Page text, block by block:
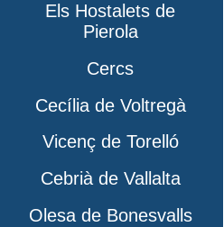
Els Hostalets de
Pierola
Cercs
Cecília de Voltregà
Vicenç de Torelló
Cebrià de Vallalta
Olesa de Bonesvalls